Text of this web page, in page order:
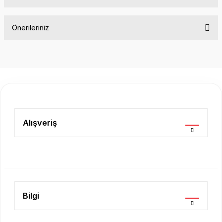
Önerileriniz
Ürün açıklamasında eksik bilgiler bulunuyor.
Alışveriş
Bilgi